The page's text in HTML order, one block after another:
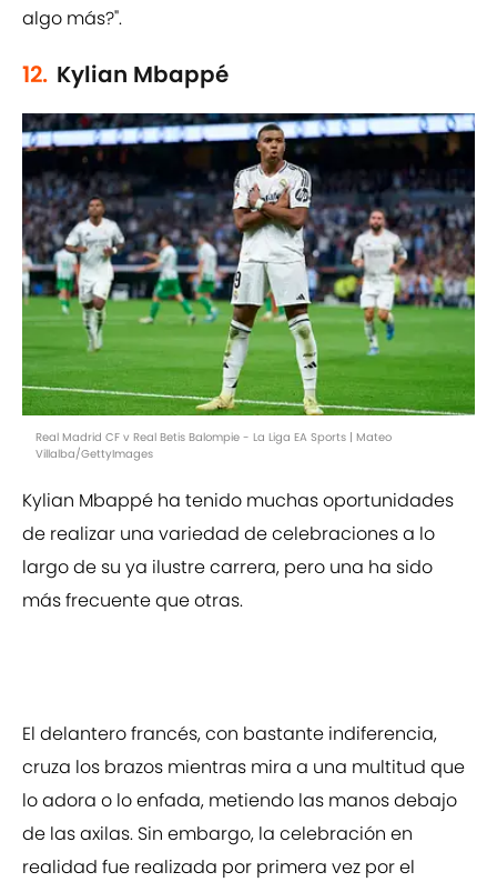
algo más?".
12. Kylian Mbappé
Real Madrid CF v Real Betis Balompie - La Liga EA Sports | Mateo
Villalba/GettyImages
Kylian Mbappé ha tenido muchas oportunidades
de realizar una variedad de celebraciones a lo
largo de su ya ilustre carrera, pero una ha sido
más frecuente que otras.
El delantero francés, con bastante indiferencia,
cruza los brazos mientras mira a una multitud que
lo adora o lo enfada, metiendo las manos debajo
de las axilas. Sin embargo, la celebración en
realidad fue realizada por primera vez por el